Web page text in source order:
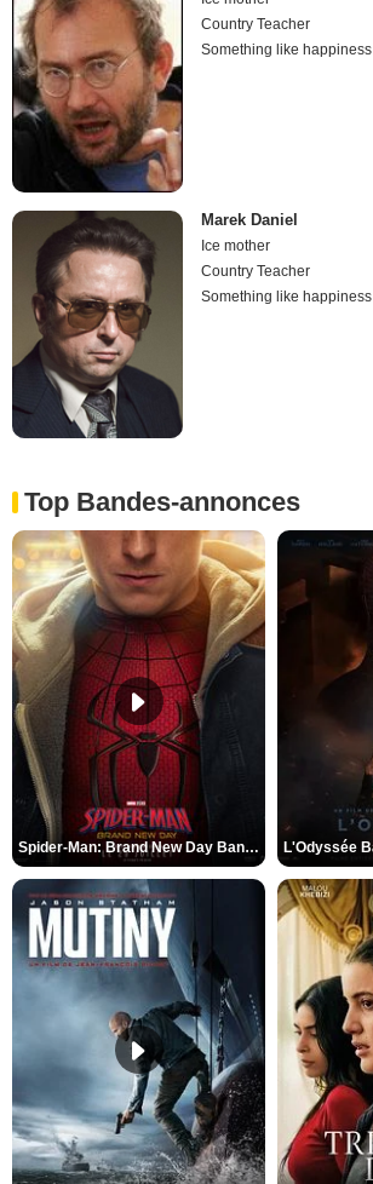
Country Teacher
Something like happiness
Marek Daniel
Ice mother
Country Teacher
Something like happiness
Top Bandes-annonces
Spider-Man: Brand New Day Bande-annonce VO STFR